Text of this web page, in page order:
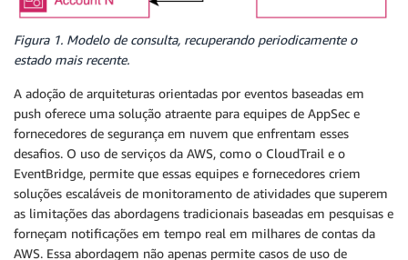
Figura 1. Modelo de consulta, recuperando periodicamente o
estado mais recente.
A adoção de arquiteturas orientadas por eventos baseadas em
push oferece uma solução atraente para equipes de AppSec e
fornecedores de segurança em nuvem que enfrentam esses
desafios. O uso de serviços da AWS, como o CloudTrail e o
EventBridge, permite que essas equipes e fornecedores criem
soluções escaláveis de monitoramento de atividades que superem
as limitações das abordagens tradicionais baseadas em pesquisas e
forneçam notificações em tempo real em milhares de contas da
AWS. Essa abordagem não apenas permite casos de uso de